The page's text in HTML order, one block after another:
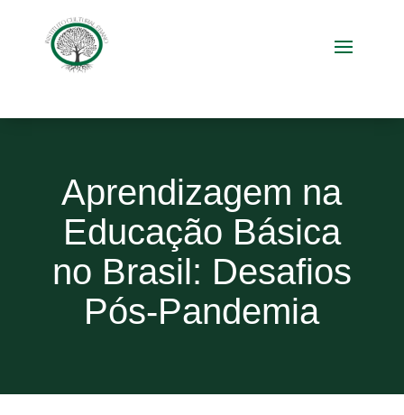
Aprendizagem na
Educação Básica
no Brasil: Desafios
Pós-Pandemia